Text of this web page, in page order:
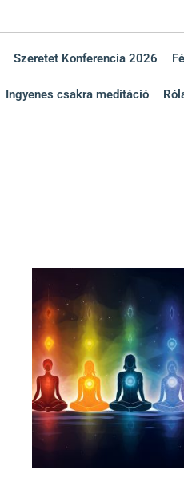
Szeretet Konferencia 2026
Ingyenes csakra meditáció